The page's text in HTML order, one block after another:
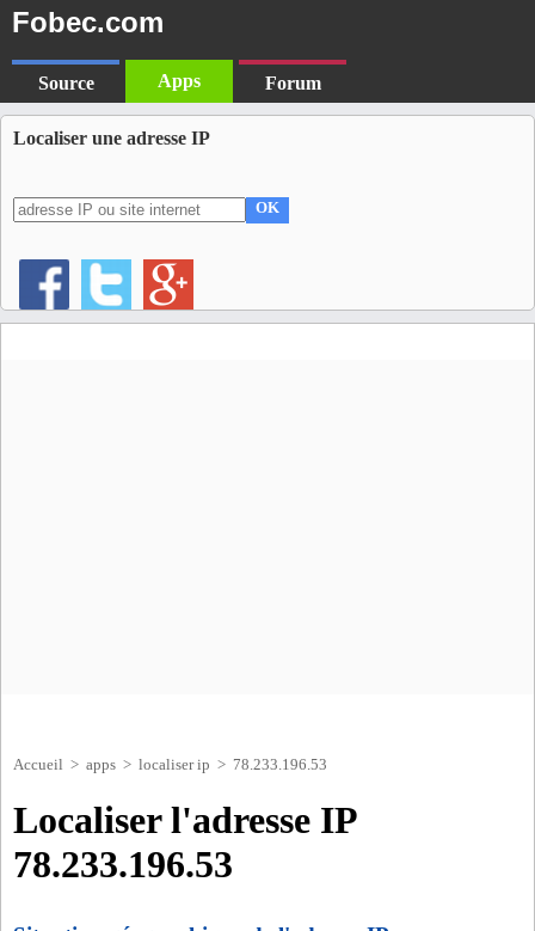
Fobec.com
Source Apps Forum
Localiser une adresse IP
OK
Accueil > apps > localiser ip > 78.233.196.53
Localiser l'adresse IP
78.233.196.53